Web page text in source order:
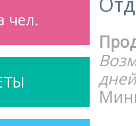
чел.